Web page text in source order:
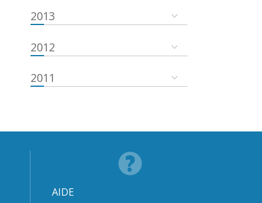
2013
2012
2011
AIDE